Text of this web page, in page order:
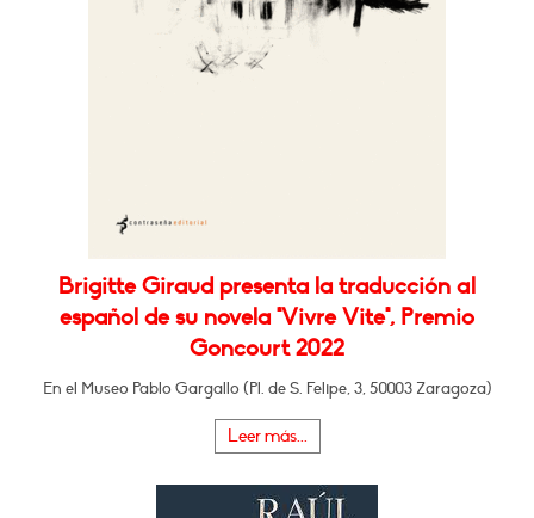
Brigitte Giraud presenta la traducción al
español de su novela "Vivre Vite", Premio
Goncourt 2022
En el Museo Pablo Gargallo (Pl. de S. Felipe, 3, 50003 Zaragoza)
Leer más...